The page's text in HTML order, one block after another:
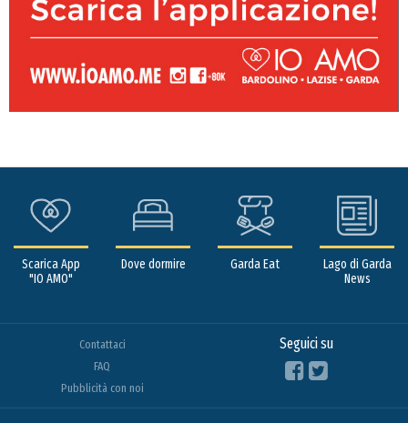
Scarica App
"IO AMO"
Dove dormire Garda Eat
Lago di Garda
News
Contattaci
FAQ
Pubblicità con noi
Seguici su